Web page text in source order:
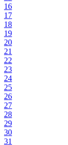
16
17
18
19
20
21
22
23
24
25
26
27
28
29
30
31